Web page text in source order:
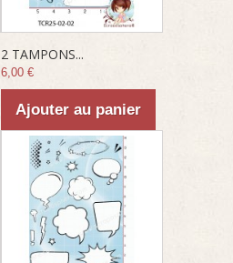
2 TAMPONS...
6,00 €
Ajouter au panier